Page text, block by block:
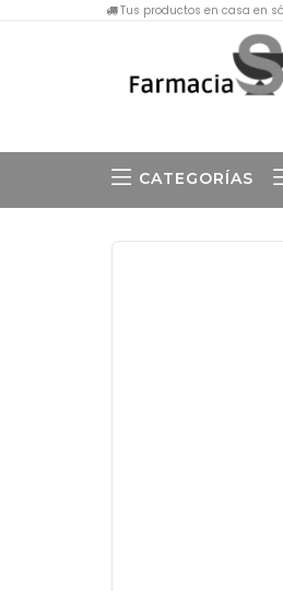
Tus productos en casa en
CATEGORÍAS